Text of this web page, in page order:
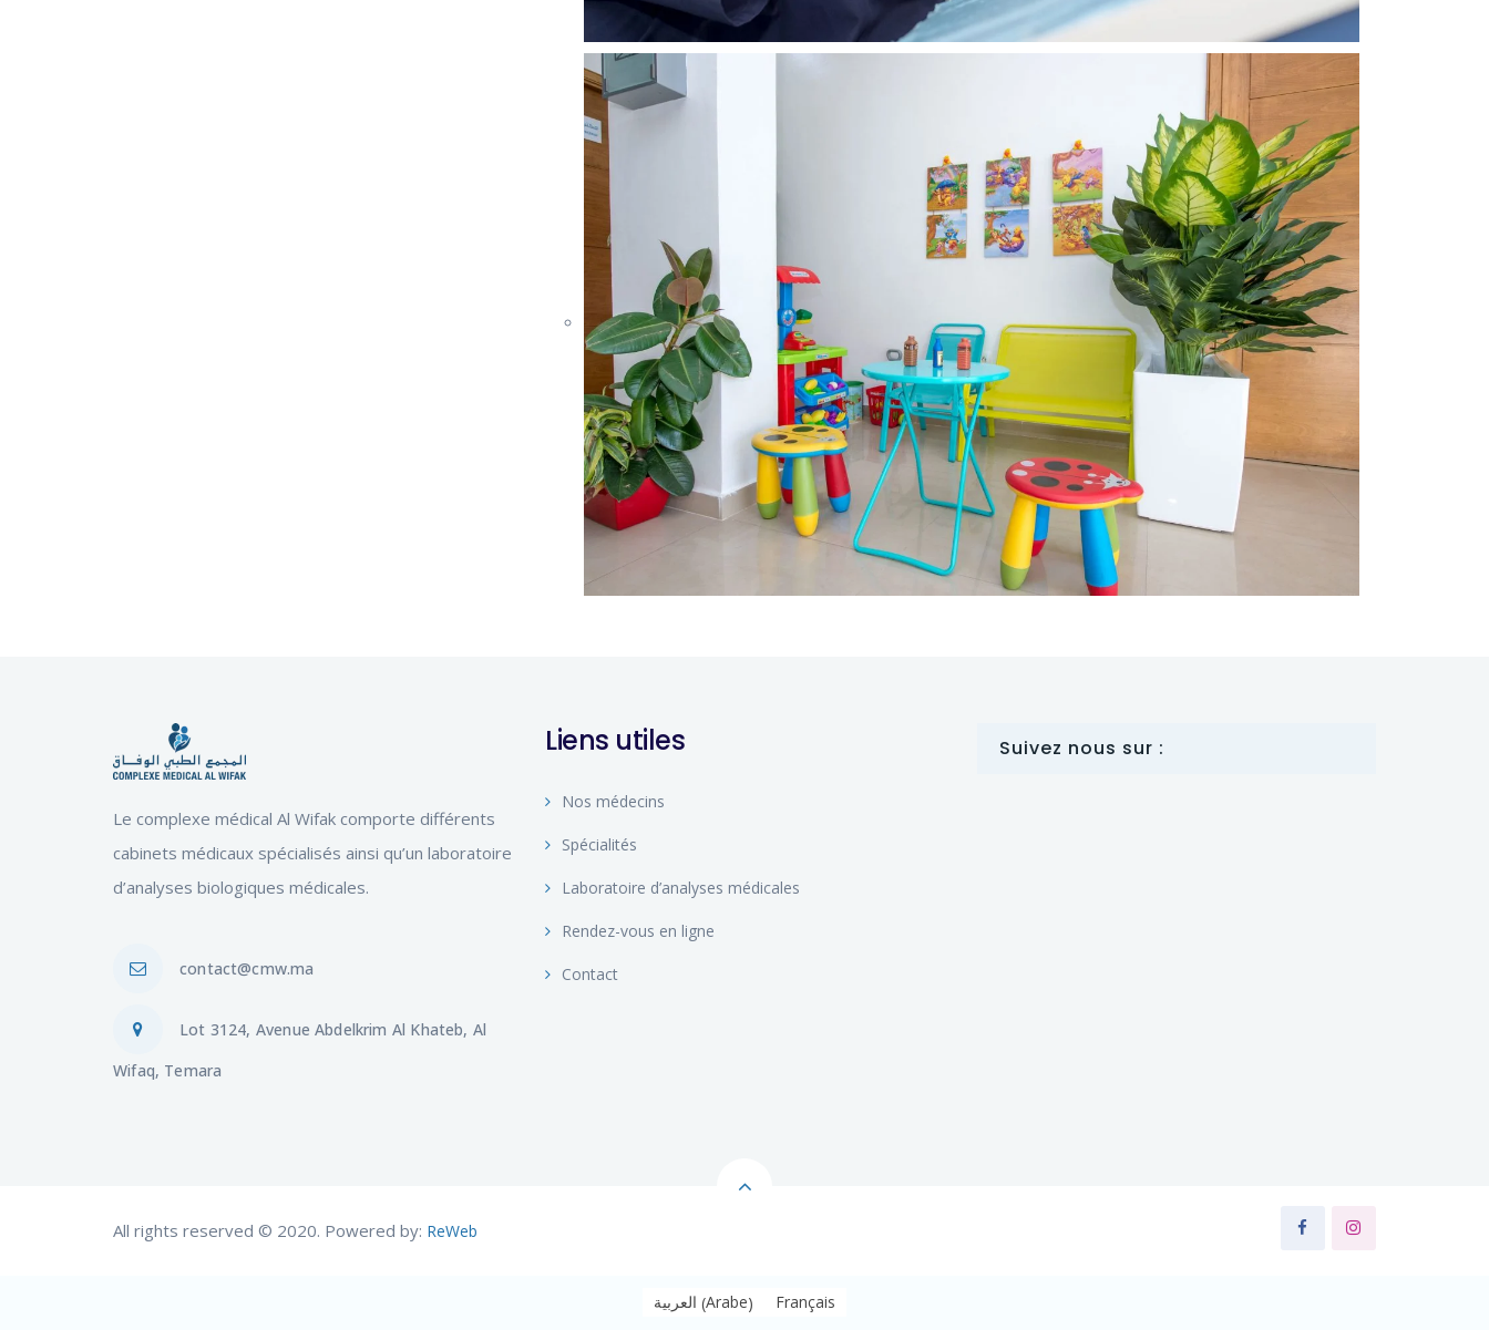
Le complexe médical Al Wifak comporte différents
cabinets médicaux spécialisés ainsi qu’un laboratoire
d’analyses biologiques médicales.
contact@cmw.ma
Lot 3124, Avenue Abdelkrim Al Khateb, Al
Wifaq, Temara
Liens utiles
Nos médecins
Spécialités
Laboratoire d’analyses médicales
Rendez-vous en ligne
Contact
Suivez nous sur :
All rights reserved © 2020. Powered by: ReWeb
العربية (Arabe) Français